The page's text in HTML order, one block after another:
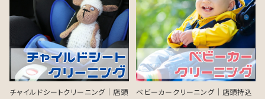
チャイルドシートクリーニング｜店頭
ベビーカークリーニング｜店頭持込